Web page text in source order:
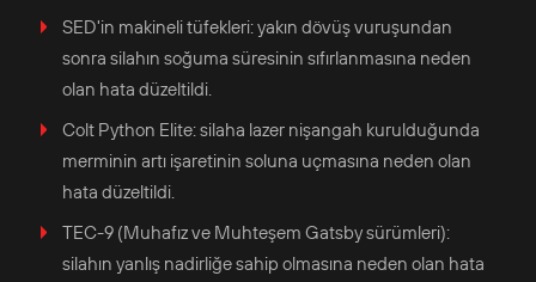
SED'in makineli tüfekleri: yakın dövüş vuruşundan
sonra silahın soğuma süresinin sıfırlanmasına neden
olan hata düzeltildi.
Colt Python Elite: silaha lazer nişangah kurulduğunda
merminin artı işaretinin soluna uçmasına neden olan
hata düzeltildi.
TEC-9 (Muhafız ve Muhteşem Gatsby sürümleri):
silahın yanlış nadirliğe sahip olmasına neden olan hata